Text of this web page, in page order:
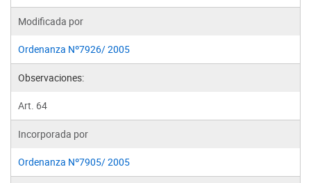
Modificada por
Ordenanza Nº7926/ 2005
Observaciones:
Art. 64
Incorporada por
Ordenanza Nº7905/ 2005